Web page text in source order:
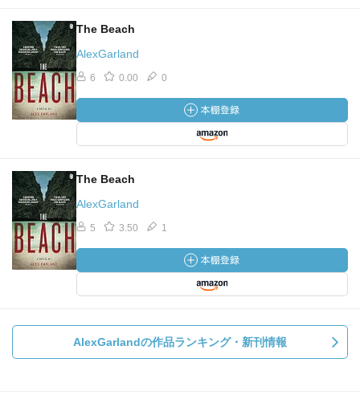
The Beach
AlexGarland
6 0.00 0
The Beach
AlexGarland
5 3.50 1
AlexGarlandの作品ランキング・新刊情報